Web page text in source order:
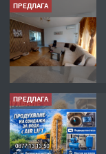
ПРЕДЛАГА
ПРЕДЛАГА